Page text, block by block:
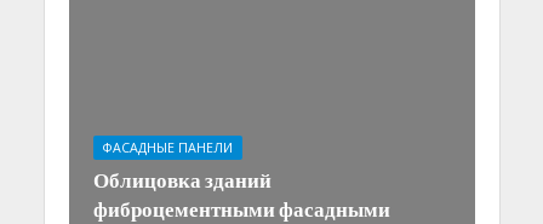
ФАСАДНЫЕ ПАНЕЛИ
Облицовка зданий
фиброцементными фасадными